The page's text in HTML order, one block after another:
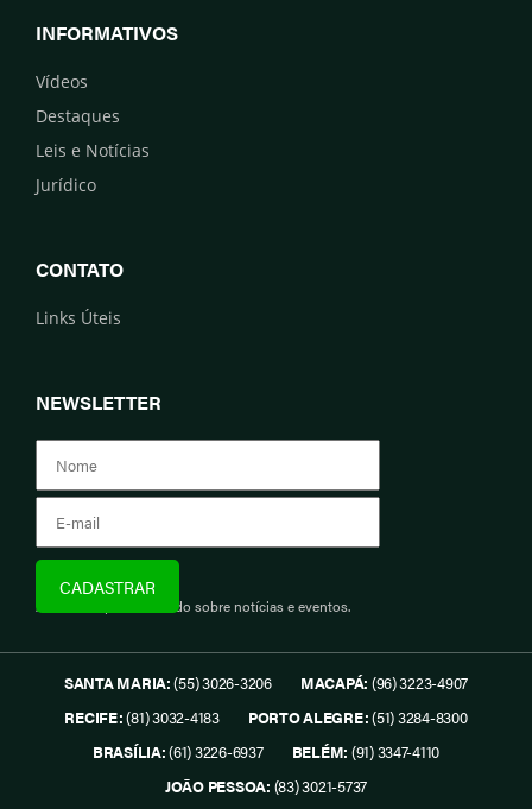
INFORMATIVOS
Vídeos
Destaques
Leis e Notícias
Jurídico
CONTATO
Links Úteis
NEWSLETTER
Assine e fique informado sobre notícias e eventos.
SANTA MARIA:(55) 3026-3206 MACAPÁ: (96) 3223-4907
RECIFE:(81) 3032-4183 PORTO ALEGRE:(51) 3284-8300
BRASÍLIA:(61) 3226-6937 BELÉM: (91) 3347-4110
JOÃO PESSOA: (83) 3021-5737